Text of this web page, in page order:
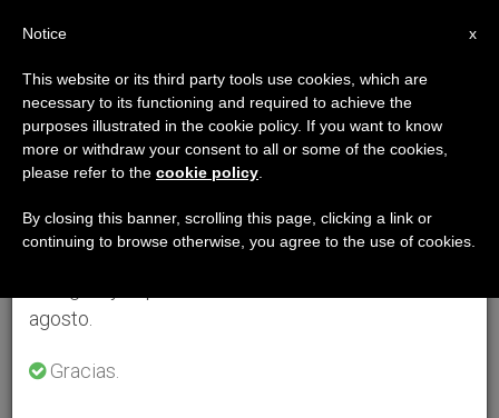
×
Aviso importante
Del 27 de julio al 7 de agosto haremos la pausa
anual, aprovechando que en el periodo de verano
se generan menos informaciones y también el
agosto.
Gracias.
x
Notice
This website or its third party tools use cookies, which are
necessary to its functioning and required to achieve the
purposes illustrated in the cookie policy. If you want to know
more or withdraw your consent to all or some of the cookies,
please refer to the cookie policy
By closing this banner, scrolling this page, clicking a link or
continuing to browse otherwise, you agree to the use of cookies.